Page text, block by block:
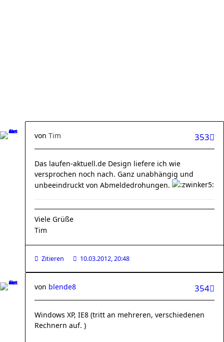
353
von Tim
Das laufen-aktuell.de Design liefere ich wie
versprochen noch nach. Ganz unabhängig und
unbeeindruckt von Abmeldedrohungen.
Viele Grüße
Tim
Zitieren 10.03.2012, 20:48
354
von blende8
Windows XP, IE8 (tritt an mehreren, verschiedenen
Rechnern auf. )